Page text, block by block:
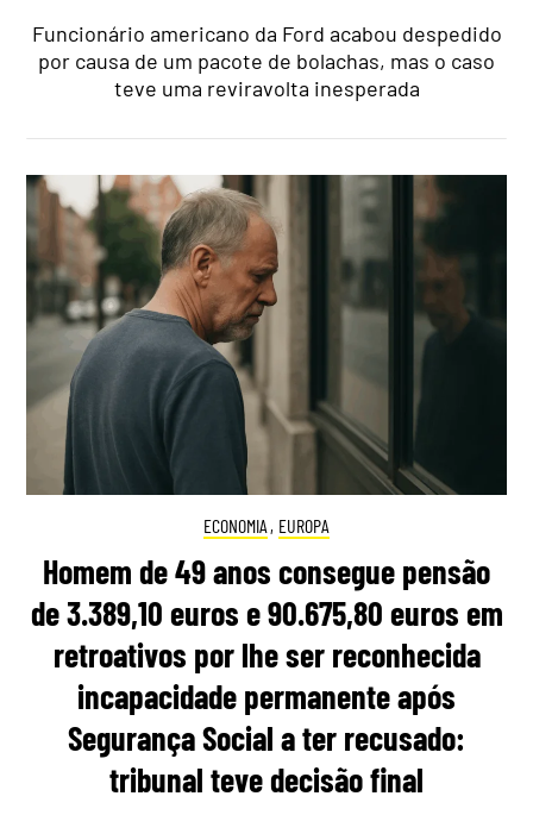
Funcionário americano da Ford acabou despedido
por causa de um pacote de bolachas, mas o caso
teve uma reviravolta inesperada
ECONOMIA , EUROPA
Homem de 49 anos consegue pensão
de 3.389,10 euros e 90.675,80 euros em
retroativos por lhe ser reconhecida
incapacidade permanente após
Segurança Social a ter recusado:
tribunal teve decisão final